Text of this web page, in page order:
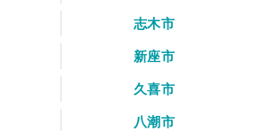
志木市
新座市
久喜市
八潮市